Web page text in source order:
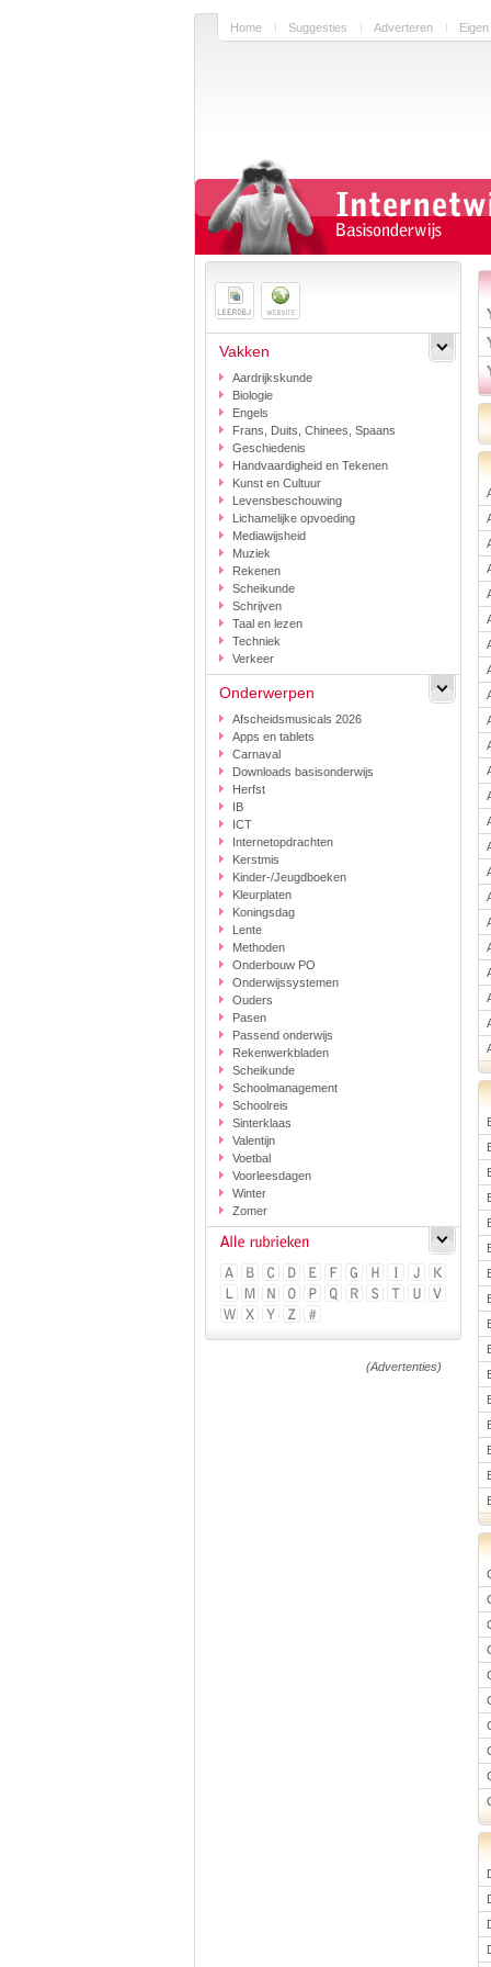
Home Suggesties Adverteren
Vakken
Aardrijkskunde
Biologie
Engels
Frans, Duits, Chinees, Spaans
Geschiedenis
Handvaardigheid en Tekenen
Kunst en Cultuur
Levensbeschouwing
Lichamelijke opvoeding
Mediawijsheid
Muziek
Rekenen
Scheikunde
Schrijven
Taal en lezen
Techniek
Verkeer
Onderwerpen
Afscheidsmusicals 2026
Apps en tablets
Carnaval
Downloads basisonderwijs
Herfst
IB
ICT
Internetopdrachten
Kerstmis
Kinder-/Jeugdboeken
Kleurplaten
Koningsdag
Lente
Methoden
Onderbouw PO
Onderwijssystemen
Ouders
Pasen
Passend onderwijs
Rekenwerkbladen
Scheikunde
Schoolmanagement
Schoolreis
Sinterklaas
Valentijn
Voetbal
Voorleesdagen
Winter
Zomer
(Advertenties)